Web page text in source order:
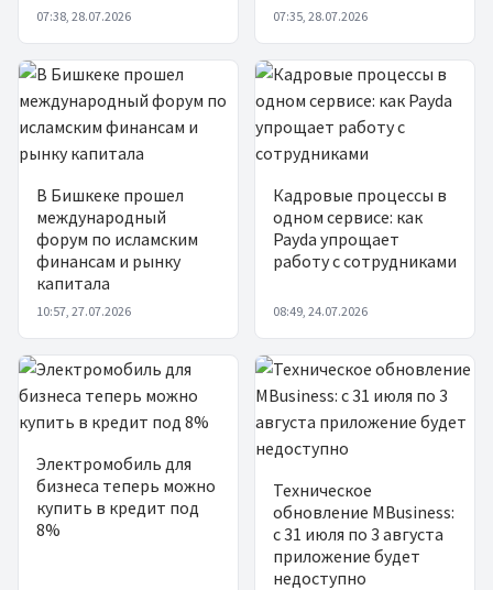
07:38, 28.07.2026 07:35, 28.07.2026
В Бишкеке прошел
международный
форум по исламским
финансам и рынку
капитала
10:57, 27.07.2026
Кадровые процессы в
одном сервисе: как
Payda упрощает
работу с сотрудниками
08:49, 24.07.2026
Электромобиль для
бизнеса теперь можно
купить в кредит под
8%
Техническое
обновление MBusiness:
с 31 июля по 3 августа
приложение будет
недоступно